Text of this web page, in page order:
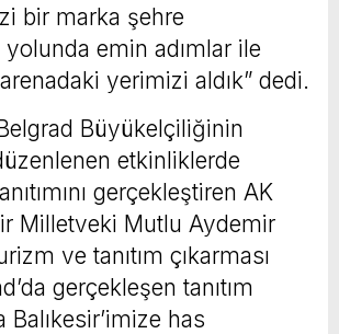
bir marka şehre
emin adımlar ile
yerimizi aldık” dedi.
Büyükelçiliğinin
etkinliklerde
gerçekleştiren AK
Milletveki Mutlu Aydemir
ve tanıtım çıkarması
gerçekleşen tanıtım
Balıkesir’imize has